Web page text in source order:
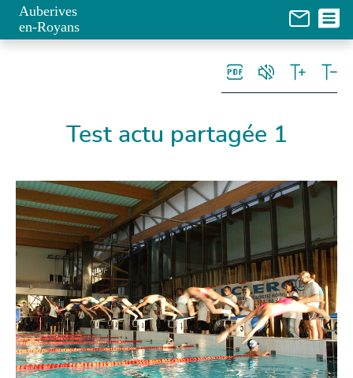
Auberives
en-Royans
Test actu partagée 1
Panneau de gestion des cookies